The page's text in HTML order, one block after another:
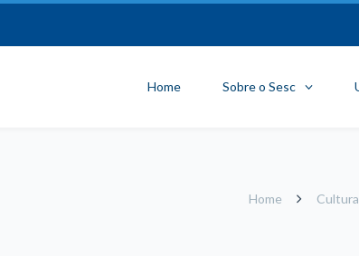
Home Sobre o Sesc
Home Cultura